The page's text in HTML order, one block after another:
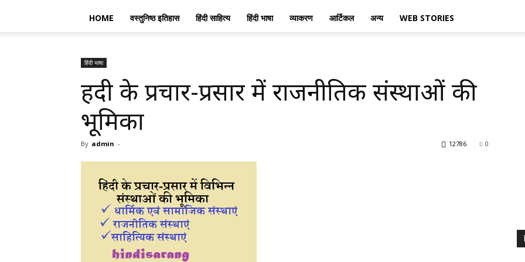
HOME वस्तुनिष्ठ इतिहास हिंदी साहित्य हिंदी भाषा व्याकरण आर्टिकल अन्य WEB STORIES
हिंदी भाषा
हिंदी के प्रचार-प्रसार में राजनीतिक संस्थाओं की
भूमिका
By admin - 0
12786